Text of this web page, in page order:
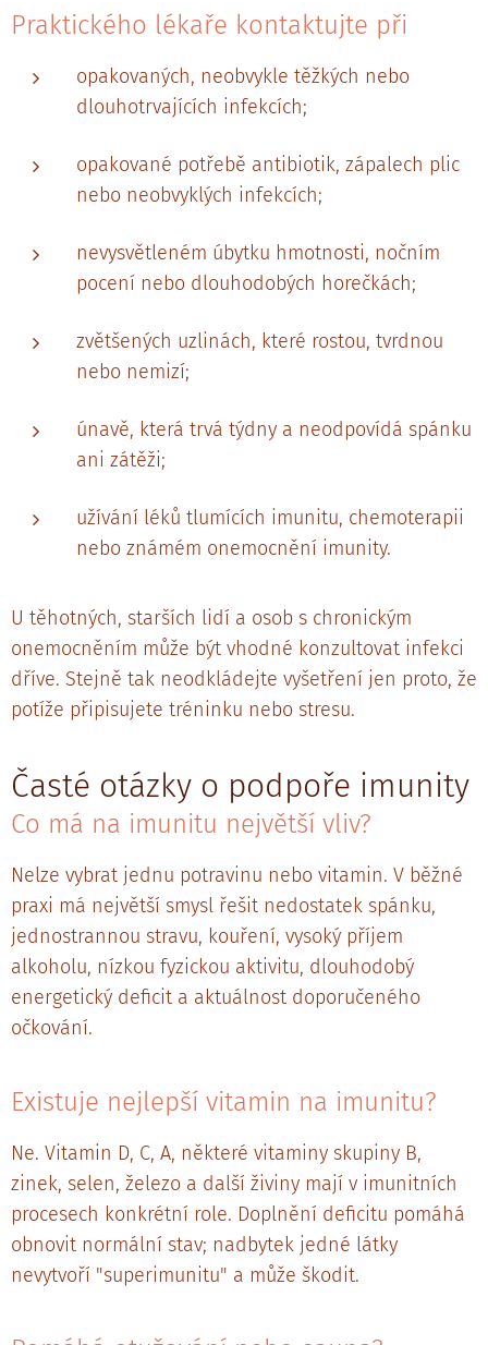
Praktického lékaře kontaktujte při
opakovaných, neobvykle těžkých nebo
dlouhotrvajících infekcích;
opakované potřebě antibiotik, zápalech plic
nebo neobvyklých infekcích;
nevysvětleném úbytku hmotnosti, nočním
pocení nebo dlouhodobých horečkách;
zvětšených uzlinách, které rostou, tvrdnou
nebo nemizí;
únavě, která trvá týdny a neodpovídá spánku
ani zátěži;
užívání léků tlumících imunitu, chemoterapii
nebo známém onemocnění imunity.
U těhotných, starších lidí a osob s chronickým
onemocněním může být vhodné konzultovat infekci
dříve. Stejně tak neodkládejte vyšetření jen proto, že
potíže připisujete tréninku nebo stresu.
Časté otázky o podpoře imunity
Co má na imunitu největší vliv?
Nelze vybrat jednu potravinu nebo vitamin. V běžné
praxi má největší smysl řešit nedostatek spánku,
jednostrannou stravu, kouření, vysoký příjem
alkoholu, nízkou fyzickou aktivitu, dlouhodobý
energetický deficit a aktuálnost doporučeného
očkování.
Existuje nejlepší vitamin na imunitu?
Ne. Vitamin D, C, A, některé vitaminy skupiny B,
zinek, selen, železo a další živiny mají v imunitních
procesech konkrétní role. Doplnění deficitu pomáhá
obnovit normální stav; nadbytek jedné látky
nevytvoří "superimunitu" a může škodit.